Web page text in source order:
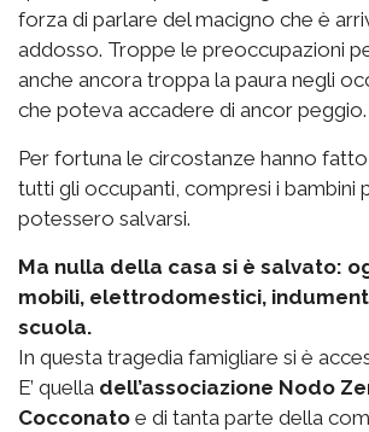
forza di parlare del macigno che è
addosso. Troppe le preoccupazioni
anche ancora troppa la paura negli
che poteva accadere di ancor peggio.
Per fortuna le circostanze hanno
tutti gli occupanti, compresi i bambini
potessero salvarsi.
Ma nulla della casa si è salvato:
mobili, elettrodomestici,
scuola.
In questa tragedia famigliare si è
E’ quella dell’associazione Nodo
Cocconato e di tanta parte della